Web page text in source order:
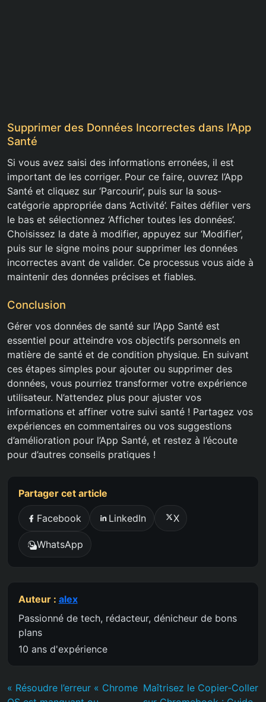
Supprimer des Données Incorrectes dans l’App
Santé
Si vous avez saisi des informations erronées, il est
important de les corriger. Pour ce faire, ouvrez l’App
Santé et cliquez sur ‘Parcourir’, puis sur la sous-
catégorie appropriée dans ‘Activité’. Faites défiler vers
le bas et sélectionnez ‘Afficher toutes les données’.
Choisissez la date à modifier, appuyez sur ‘Modifier’,
puis sur le signe moins pour supprimer les données
incorrectes avant de valider. Ce processus vous aide à
maintenir des données précises et fiables.
Conclusion
Gérer vos données de santé sur l’App Santé est
essentiel pour atteindre vos objectifs personnels en
matière de santé et de condition physique. En suivant
ces étapes simples pour ajouter ou supprimer des
données, vous pourriez transformer votre expérience
utilisateur. N’attendez plus pour ajuster vos
informations et affiner votre suivi santé ! Partagez vos
expériences en commentaires ou vos suggestions
d’amélioration pour l’App Santé, et restez à l’écoute
pour d’autres conseils pratiques !
Partager cet article
Facebook LinkedIn X
WhatsApp
Auteur : alex
Passionné de tech, rédacteur, dénicheur de bons
plans
10 ans d'expérience
« Résoudre l’erreur « Chrome Maîtrisez le Copier-Coller